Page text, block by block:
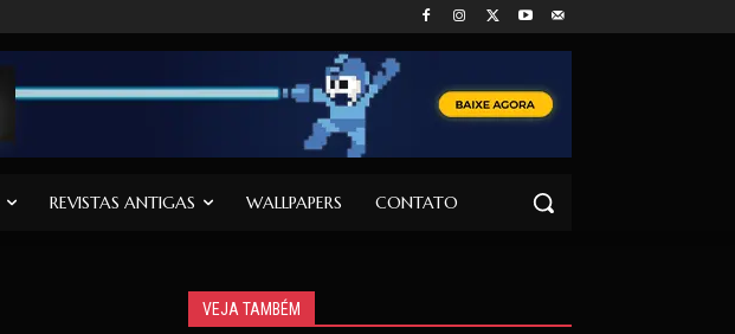
REVISTAS ANTIGAS WALLPAPERS CONTATO
VEJA TAMBÉM